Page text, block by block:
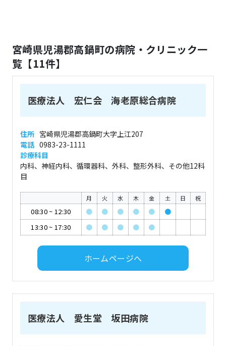
宮崎県児湯郡高鍋町の病院・クリニック一
覧【11件】
医療法人 宏仁会 海老原総合病院
住所 宮崎県児湯郡高鍋町大字上江207
電話 0983-23-1111
診療科目
内科、神経内科、循環器科、外科、整形外科、その他12科
目
月 火 水 木 金 土 日 祝
08:30~ 12:30 ● ● ● ● ●
●
13:30~ 17:30 ● ● ● ● ●
ホームページへ
医療法人 愛生堂 坂田病院